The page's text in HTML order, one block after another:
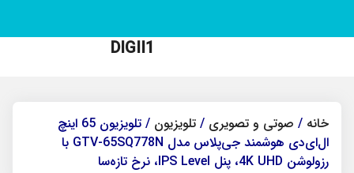
DIGII1
خانه / صوتی و تصویری / تلویزیون
/ تلویزیون 65 اینچ
ال‌ای‌دی هوشمند جی‌پلاس مدل GTV-65SQ778N با
رزولوشن 4K UHD، پنل IPS Level، نرخ تازه‌سا